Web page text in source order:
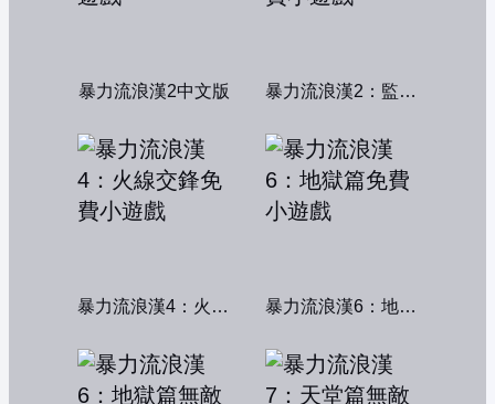
暴力流浪漢2中文版 暴力流浪漢2：監獄風雲
暴力流浪漢4：火線交鋒 暴力流浪漢6：地獄篇